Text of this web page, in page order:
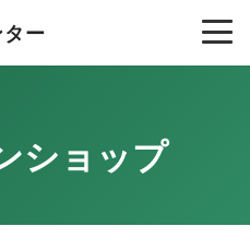
ー
ショップ